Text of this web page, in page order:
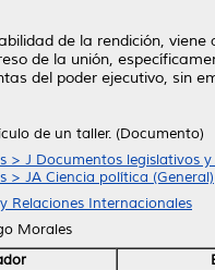
de la rendición,
de la unión,
del poder ejecutivo, sin
de un taller. (Documento)
> J Documentos legislativos
> JA Ciencia política (General)
Relaciones Internacionales
Morales